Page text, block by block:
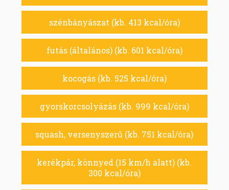
szénbányászat (kb. 413 kcal/óra)
futás (általános) (kb. 601 kcal/óra)
kocogás (kb. 525 kcal/óra)
gyorskorcsolyázás (kb. 999 kcal/óra)
squash, versenyszerű (kb. 751 kcal/óra)
kerékpár, könnyed (15 km/h alatt) (kb.
300 kcal/óra)